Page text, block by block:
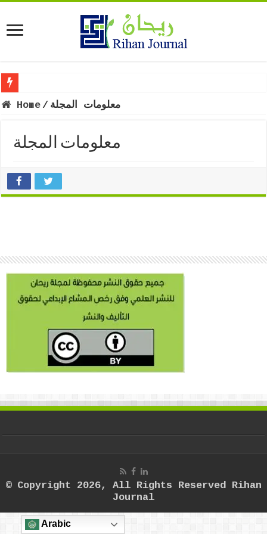
Home / معلومات المجلة
معلومات المجلة
© Copyright 2026, All Rights Reserved Rihan
Journal
Arabic